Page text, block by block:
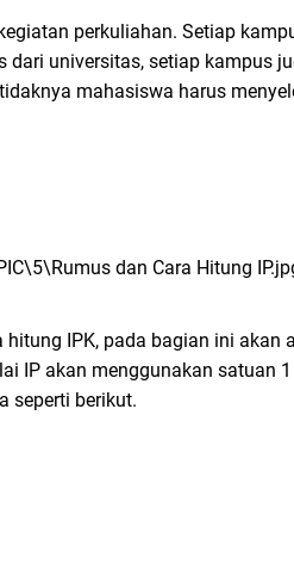
perkuliahan. Setiap
dari universitas, setiap kampus
mahasiswa harus
IPK, pada bagian ini akan
IP akan menggunakan satuan
seperti berikut.